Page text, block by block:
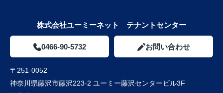
株式会社ユーミーネット テナントセンター
0466-90-5732 お問い合わせ
〒251-0052
神奈川県藤沢市藤沢223-2 ユーミー藤沢センタービル3F